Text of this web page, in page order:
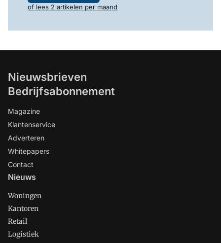
of lees 2 artikelen per maand
Nieuwsbrieven
Bedrijfsabonnement
Magazine
Klantenservice
Adverteren
Whitepapers
Contact
Nieuws
Woningen
Kantoren
Retail
Logistiek